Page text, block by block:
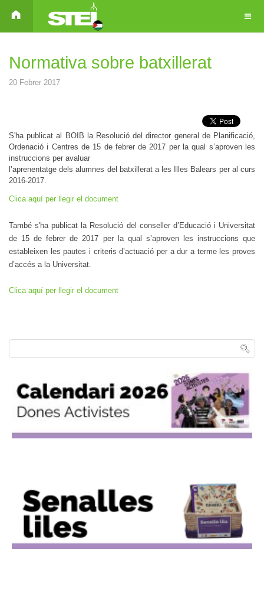
Normativa sobre batxillerat
20 Febrer 2017
S'ha publicat al BOIB la Resolució del director general de Planificació,
Ordenació i Centres de 15 de febrer de 2017 per la qual s’aproven les
instruccions per avaluar
l’aprenentatge dels alumnes del batxillerat a les Illes Balears per al curs
2016-2017.
Clica aquí per llegir el document
També s'ha publicat la Resolució del conseller d’Educació i Universitat
de 15 de febrer de 2017 per la qual s’aproven les instruccions que
estableixen les pautes i criteris d’actuació per a dur a terme les proves
d’accés a la Universitat.
Clica aquí per llegir el document